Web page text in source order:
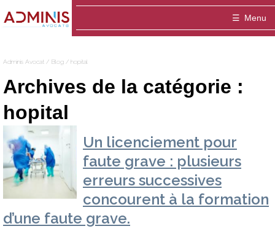
Adminis
Menu
Publications
Fonctionnaire / Agent public
Particulier / association
Thibaut ADELINE-DELVOLVE
Marie-Hélène ANSQUER
Sophie Montigny
Blog
Contact
Adminis Avocat / Blog / hopital
Archives de la catégorie :
hopital
Un licenciement pour
faute grave : plusieurs
erreurs successives
concourent à la formation
d’une faute grave.